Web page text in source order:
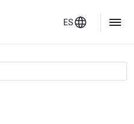
ES